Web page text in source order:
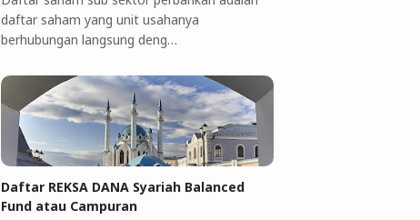
daftar saham yang unit usahanya
berhubungan langsung deng…
Daftar REKSA DANA Syariah Balanced
Fund atau Campuran